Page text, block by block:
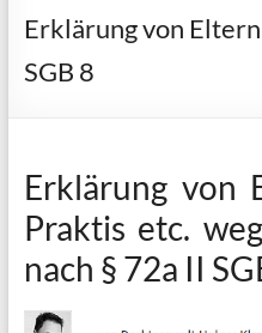
Erklärung von
SGB 8
Erklärung von
Praktis etc.
nach § 72a II